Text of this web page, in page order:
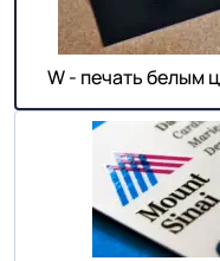
W - печать белым